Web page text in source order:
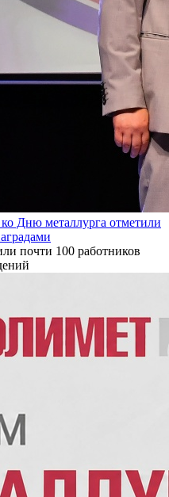
Дню металлурга отметили
почти 100 работников